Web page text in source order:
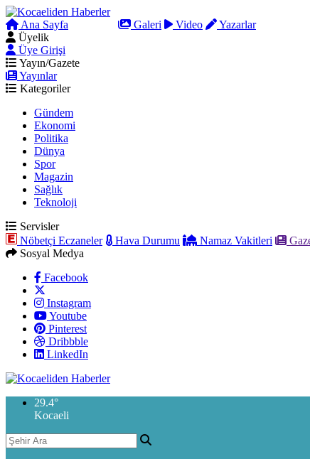
Ana Sayfa Galeri Video
Yazarlar
Üyelik
Üye Girişi
Yayın/Gazete
Yayınlar
Kategoriler
Gündem
Ekonomi
Politika
Dünya
Spor
Magazin
Sağlık
Teknoloji
Servisler
Nöbetçi Eczaneler
Hava Durumu Namaz Vakitleri
Sosyal Medya
Facebook
Instagram
Youtube
Pinterest
Dribbble
LinkedIn
29.4°
Kocaeli